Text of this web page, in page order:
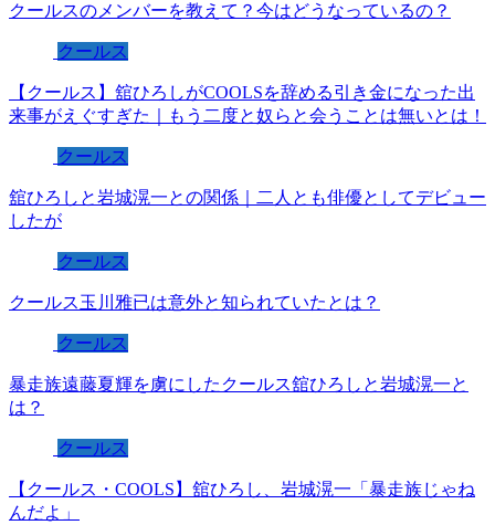
クールスのメンバーを教えて？今はどうなっているの？
クールス
【クールス】舘ひろしがCOOLSを辞める引き金になった出
来事がえぐすぎた｜もう二度と奴らと会うことは無いとは！
クールス
舘ひろしと岩城滉一との関係｜二人とも俳優としてデビュー
したが
クールス
クールス玉川雅已は意外と知られていたとは？
クールス
暴走族遠藤夏輝を虜にしたクールス舘ひろしと岩城滉一と
は？
クールス
【クールス・COOLS】舘ひろし、岩城滉一「暴走族じゃね
んだよ」